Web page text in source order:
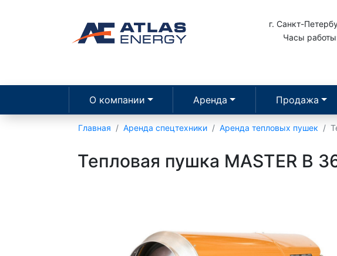
г. Санкт-
Часы
О компании Аренда Продажа
Главная Аренда спецтехники Аренда тепловых пушек
Тепловая пушка MASTER B